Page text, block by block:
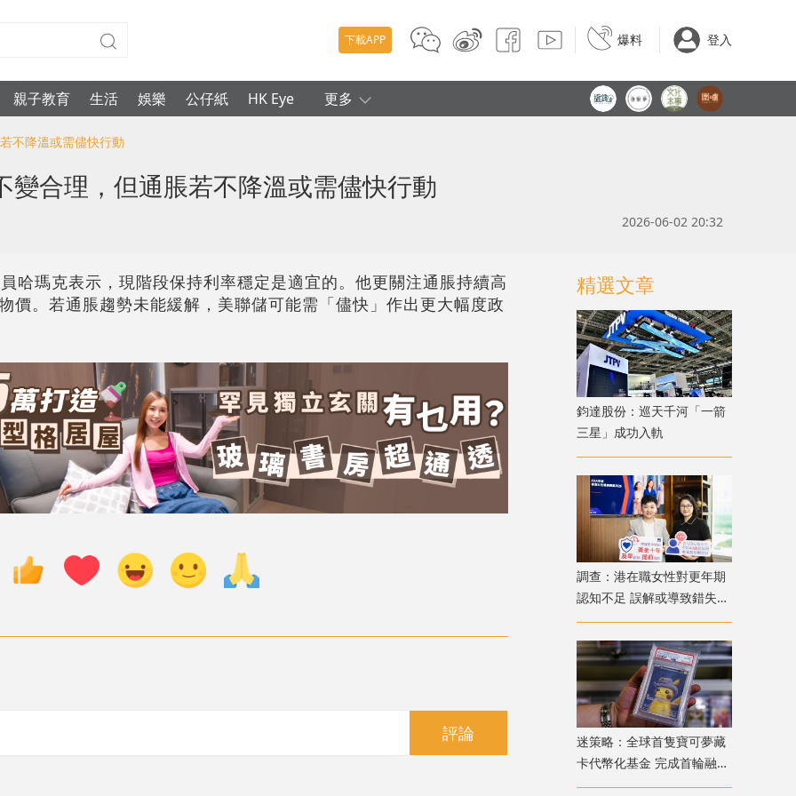
下載APP 爆料 登入
親子教育 生活 娛樂 公仔紙 HK Eye 更多
不降溫或需儘快行動
合理，但通脹若不降溫或需儘快行動
2026-06-02 20:32
哈瑪克表示，現階段保持利率穩定是適宜的。他更關注通脹持續高
價。若通脹趨勢未能緩解，美聯儲可能需「儘快」作出更大幅度政
評論
精選文章
鈞達股份：巡天千河「一箭
三星」成功入軌
調查：港在職女性對更年期
認知不足 誤解或導致錯失
「黃金預防期」
迷策略：全球首隻寶可夢藏
卡代幣化基金 完成首輪融資
兼獲超購